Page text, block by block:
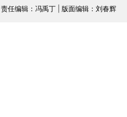
责任编辑：冯禹丁 | 版面编辑：刘春辉